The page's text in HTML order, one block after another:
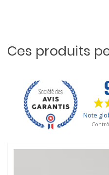
Ces produits